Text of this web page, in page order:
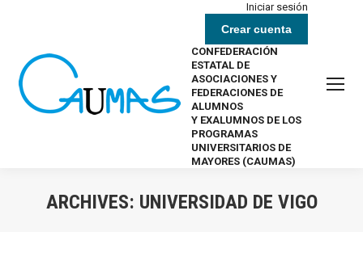
Iniciar sesión
Crear cuenta
CONFEDERACIÓN
ESTATAL DE
ASOCIACIONES Y
FEDERACIONES DE
ALUMNOS
Y EXALUMNOS DE LOS
PROGRAMAS
UNIVERSITARIOS DE
MAYORES (CAUMAS)
ARCHIVES: UNIVERSIDAD DE VIGO